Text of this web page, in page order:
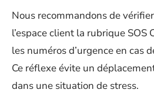
Nous recommandons de
l’espace client la rubrique SOS
les numéros d’urgence en cas
Ce réflexe évite un
dans une situation de stress.